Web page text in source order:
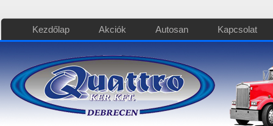
Kezdőlap Akciók Autosan Kapcsolat